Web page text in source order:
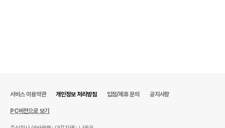
서비스 이용약관 개인정보 처리방침 입점/제휴 문의 공지사항
PC버전으로 보기